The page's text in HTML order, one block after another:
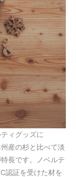
ィグッズに
産の杉と比べて淡
長です。ノベルテ
認証を受けた材を